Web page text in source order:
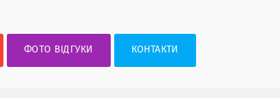
ФОТО ВІДГУКИ КОНТАКТИ